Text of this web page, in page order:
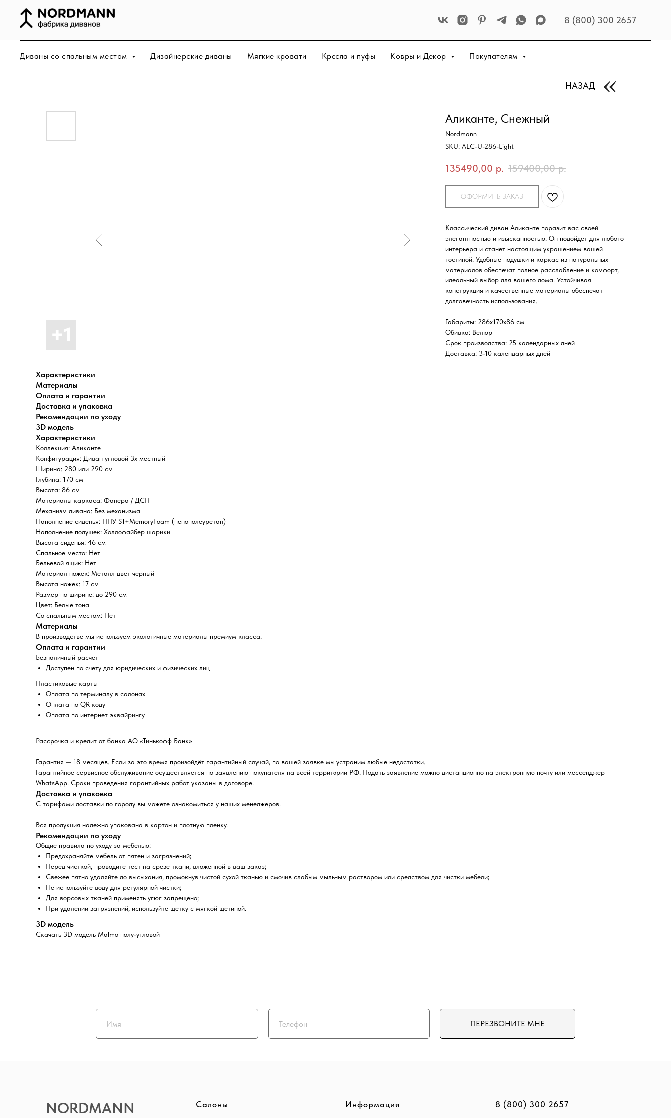
8 (800) 300 2657
Диваны со спальным местом Дизайнерские диваны Мягкие кровати Кресла и пуфы Ковры и Декор Покупателям
НАЗАД
Аликанте, Снежный
Nordmann
SKU: ALC-U-286-Light
135490,00 р. 159400,00 р.
ОФОРМИТЬ ЗАКАЗ
Классический диван Аликанте поразит вас своей
элегантностью и изысканностью. Он подойдет для любого
интерьера и станет настоящим украшением вашей
гостиной. Удобные подушки и каркас из натуральных
материалов обеспечат полное расслабление и комфорт,
идеальный выбор для вашего дома. Устойчивая
конструкция и качественные материалы обеспечат
долговечность использования.
Габариты: 286х170х86 см
Обивка: Велюр
Срок производства: 25 календарных дней
Доставка: 3-10 календарных дней
Характеристики
Материалы
Оплата и гарантии
Доставка и упаковка
Рекомендации по уходу
3D модель
Характеристики
Коллекция: Аликанте
Конфигурация: Диван угловой 3х местный
Ширина: 280 или 290 см
Глубина: 170 см
Высота: 86 см
Материалы каркаса: Фанера / ДСП
Механизм дивана: Без механизма
Наполнение сиденья: ППУ ST+MemoryFoam (пенополеуретан)
Наполнение подушек: Холлофайбер шарики
Высота сиденья: 46 см
Спальное место: Нет
Бельевой ящик: Нет
Материал ножек: Металл цвет черный
Высота ножек: 17 см
Размер по ширине: до 290 см
Цвет: Белые тона
Со спальным местом: Нет
Материалы
В производстве мы используем экологичные материалы премиум класса.
Оплата и гарантии
Безналичный расчет
Доступен по счету для юридических и физических лиц
Пластиковые карты
Оплата по терминалу в салонах
Оплата по QR коду
Оплата по интернет эквайрингу
Рассрочка и кредит от банка АО «Тинькофф Банк»
Гарантия — 18 месяцев. Если за это время произойдёт гарантийный случай, по вашей заявке мы устраним любые недостатки.
Гарантийное сервисное обслуживание осуществляется по заявлению покупателя на всей территории РФ. Подать заявление можно дистанционно на электронную почту или мессенджер
WhatsApp. Сроки проведения гарантийных работ указаны в договоре.
Доставка и упаковка
С тарифами доставки по городу вы можете ознакомиться у наших менеджеров.
Вся продукция надежно упакована в картон и плотную пленку.
Рекомендации по уходу
Общие правила по уходу за мебелью:
Предохраняйте мебель от пятен и загрязнений;
Перед чисткой, проводите тест на срезе ткани, вложенной в ваш заказ;
Свежее пятно удаляйте до высыхания, промокнув чистой сухой тканью и смочив слабым мыльным раствором или средством для чистки мебели;
Не используйте воду для регулярной чистки;
Для ворсовых тканей применять угюг запрещено;
При удалении загрязнений, используйте щетку с мягкой щетиной.
3D модель
Скачать 3D модель Malmo полу-угловой
ПЕРЕЗВОНИТЕ МНЕ
NORDMANN Салоны Информация 8 (800) 300 2657